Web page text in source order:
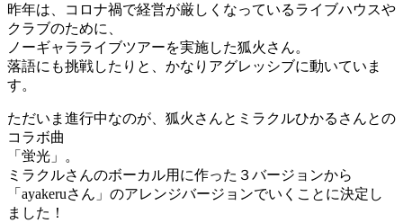
昨年は、コロナ禍で経営が厳しくなっているライブハウスや
クラブのために、
ノーギャラライブツアーを実施した狐火さん。
落語にも挑戦したりと、かなりアグレッシブに動いていま
す。
ただいま進行中なのが、狐火さんとミラクルひかるさんとの
コラボ曲
「蛍光」。
ミラクルさんのボーカル用に作った３バージョンから
「ayakeruさん」のアレンジバージョンでいくことに決定し
ました！